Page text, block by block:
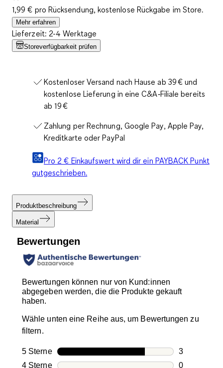
1,99 € pro Rücksendung, kostenlose Rückgabe im Store.
Mehr erfahren
Lieferzeit: 2-4 Werktage
Storeverfügbarkeit prüfen
Kostenloser Versand nach Hause ab 39 € und
kostenlose Lieferung in eine C&A‑Filiale bereits
ab 19 €
Zahlung per Rechnung, Google Pay, Apple Pay,
Kreditkarte oder PayPal
Pro 2 € Einkaufswert wird dir ein PAYBACK Punkt
gutgeschrieben.
Produktbeschreibung
Material
Bewertungen
Bewertungen können nur von Kund:innen
abgegeben werden, die die Produkte gekauft
haben.
Wähle unten eine Reihe aus, um Bewertungen zu
filtern.
5 SterneSterne
3
3
4 SterneSterne 0